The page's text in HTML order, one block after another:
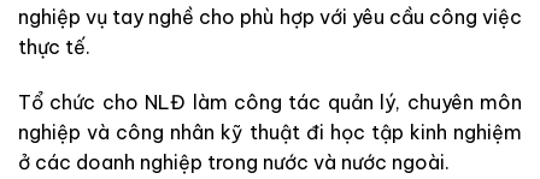
nghiệp vụ tay nghề cho phù hợp với yêu cầu công việc
thực tế.
Tổ chức cho NLĐ làm công tác quản lý, chuyên môn
nghiệp và công nhân kỹ thuật đi học tập kinh nghiệm
ở các doanh nghiệp trong nước và nước ngoài.